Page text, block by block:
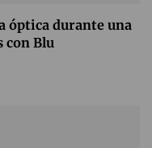
óptica durante una
con Blu